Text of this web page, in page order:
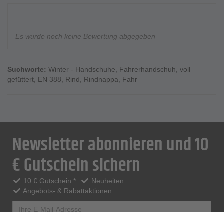
Es wurde noch keine Bewertung abgegeben
Suchworte: Winter - Handschuhe, Fahrerhandschuh, voll
gefüttert, EN 388, Rind, Rindnappa, Fahr
Newsletter abonnieren und 10
€ Gutschein sichern
10 € Gutschein *
Neuheiten
Angebots- & Rabattaktionen